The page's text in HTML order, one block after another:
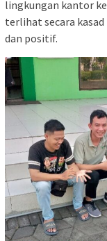
lingkungan kantor
terlihat secara
dan positif.